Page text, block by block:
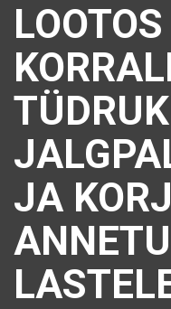
LOOTOS
JA